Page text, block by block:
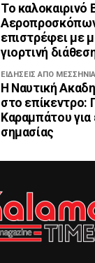
Το καλοκαιρινό
επιστρέφει με
γιορτινή
ΕΙΔΉΣΕΙΣ ΑΠΟ ΜΕΣΣΗΝΊΑ
Η Ναυτική
στο επίκεντρο:
Καραμπάτου για
σημασίας